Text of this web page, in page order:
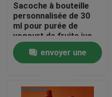
À la maison
Produits
À propos de nous
Sacoche à bouteille
personnalisée de 30
ml pour purée de
yogourt de fruits jus
de bébé pour bébé
alimentation
complémentaire en
bouteille sac en
envoyer une